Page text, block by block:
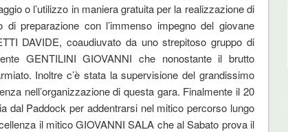
o l’utilizzo in maniera gratuita per la realizzazione di
preparazione con l’immenso impegno del giovane
DAVIDE, coaudiuvato da uno strepitoso gruppo di
GENTILINI GIOVANNI che nonostante il brutto
Inoltre c’è stata la supervisione del grandissimo
nell’organizzazione di questa gara. Finalmente il 20
dal Paddock per addentrarsi nel mitico percorso lungo
il mitico GIOVANNI SALA che al Sabato prova il